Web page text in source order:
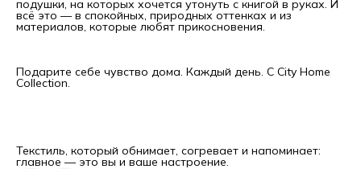
подушки, на которых хочется утонуть с книгой в руках. И
всё это — в спокойных, природных оттенках и из
материалов, которые любят прикосновения.
Подарите себе чувство дома. Каждый день. С City Home
Collection.
Текстиль, который обнимает, согревает и напоминает:
главное — это вы и ваше настроение.